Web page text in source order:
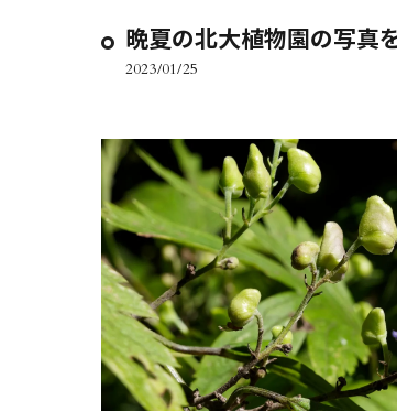
晩夏の北大植物園の写真
2023/01/25